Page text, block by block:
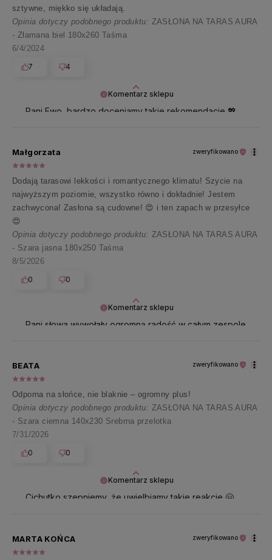
Komentarz sklepu
Pani Ewo, bardzo doceniamy takie rekomendacje 💖
sztywne, miękko się układają.
Opinia dotyczy podobnego produktu: ZASŁONA NA TARAS AURA
- Złamana biel 180x260 Taśma
6/4/2024
7
4
Komentarz sklepu
Pani słowa wywołały ogromną radość w całym zespole
Małgorzata zweryfikowano
Dodają tarasowi lekkości i romantycznego klimatu! Szycie na
najwyższym poziomie, wszystko równo i dokładnie! Jestem
zachwycona! Zasłona są cudowne! 😍 i ten zapach w przesyłce
😍
Opinia dotyczy podobnego produktu: ZASŁONA NA TARAS AURA
- Szara jasna 180x250 Taśma
8/5/2026
0
0
Komentarz sklepu
Cichutko szepniemy, że uwielbiamy takie reakcje 🤗
BEATA zweryfikowano
Odporna na słońce, nie blaknie – ogromny plus!
Opinia dotyczy podobnego produktu: ZASŁONA NA TARAS AURA
- Szara ciemna 140x230 Srebrna przelotka
7/31/2026
0
0
MARTA KOŃCA zweryfikowano